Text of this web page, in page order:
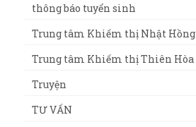
thông báo tuyển sinh
Trung tâm Khiếm thị Nhật Hồng
Trung tâm Khiếm thị Thiên Hòa
Truyện
TƯ VẤN